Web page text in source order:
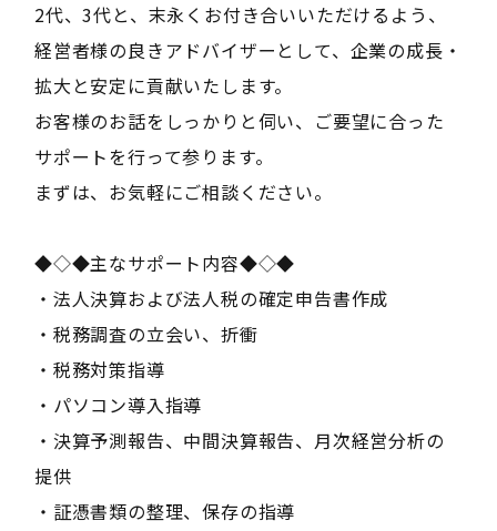
2代、3代と、末永くお付き合いいただけるよう、
経営者様の良きアドバイザーとして、企業の成長・
拡大と安定に貢献いたします。
お客様のお話をしっかりと伺い、ご要望に合った
サポートを行って参ります。
まずは、お気軽にご相談ください。
◆◇◆主なサポート内容◆◇◆
・法人決算および法人税の確定申告書作成
・税務調査の立会い、折衝
・税務対策指導
・パソコン導入指導
・決算予測報告、中間決算報告、月次経営分析の
提供
・証憑書類の整理、保存の指導